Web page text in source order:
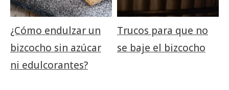
¿Cómo endulzar un
bizcocho sin azúcar
ni edulcorantes?
Trucos para que no
se baje el bizcocho